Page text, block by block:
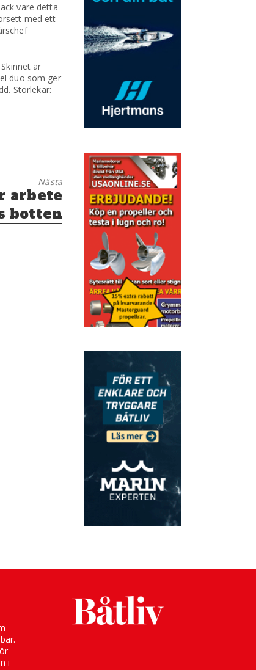
vare detta
med ett
är
duo som ger
Storlekar:
Nästa
arbete
botten
i